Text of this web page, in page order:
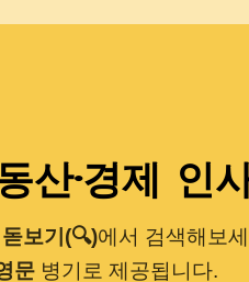
로 건너뛰기
·경제 인
보기(🔍)에서 검색해보
문 병기로 제공됩니다.